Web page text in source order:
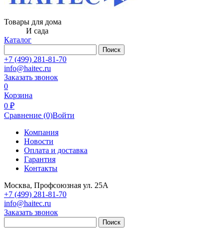
Товары для дома
И сада
Каталог
Поиск
+7 (499) 281-81-70
info@haitec.ru
Заказать звонок
0
Корзина
0 ₽
Сравнение (0)Войти
Компания
Новости
Оплата и доставка
Гарантия
Контакты
Москва, Профсоюзная ул. 25А
+7 (499) 281-81-70
info@haitec.ru
Заказать звонок
Поиск